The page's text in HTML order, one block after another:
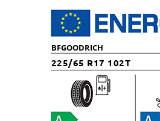
BFGOODRICH
225/65 R17 102T